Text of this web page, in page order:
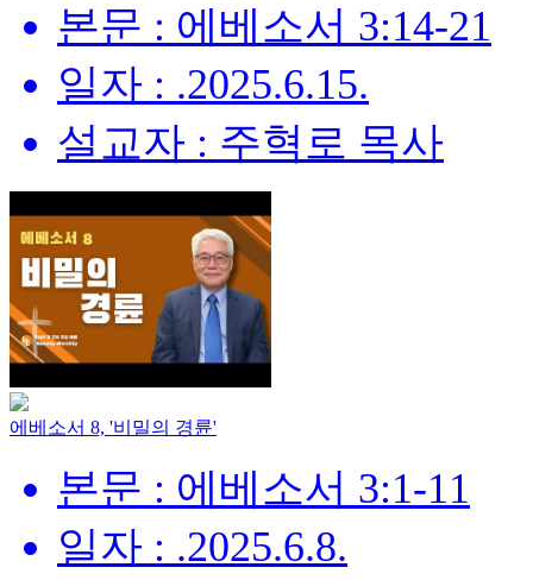
본문 : 에베소서 3:14-21
일자 : .2025.6.15.
설교자 : 주혁로 목사
에베소서 8, '비밀의 경륜'
본문 : 에베소서 3:1-11
일자 : .2025.6.8.